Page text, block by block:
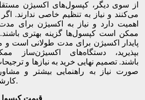
از سوی دیگر، کپسول‌های اکسیژن مستقل
می‌کنند و نیاز به تنظیم خاصی ندارند.
اهمیت دارد و نیاز به اکسیژن برای
ممکن است کپسول‌ها گزینه بهتری باشند.
پایدار اکسیژن برای مدت طولانی است و
بپذیرید، دستگاه‌های اکسیژن‌ساز
باشند. تصمیم نهایی خرید به نیازها و
صورت نیاز به راهنمایی بیشتر و
کارشناسان ما استفاده کنید.